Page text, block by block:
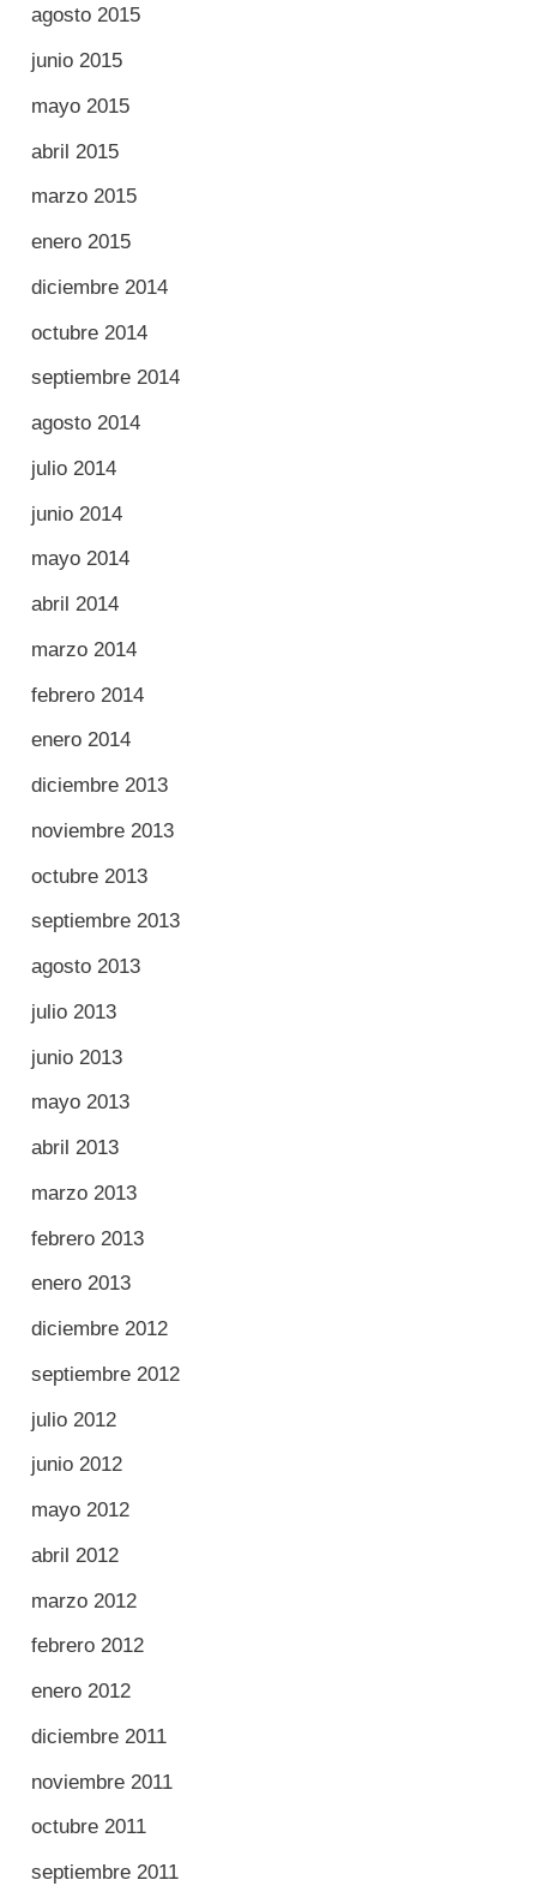
agosto 2015
junio 2015
mayo 2015
abril 2015
marzo 2015
enero 2015
diciembre 2014
octubre 2014
septiembre 2014
agosto 2014
julio 2014
junio 2014
mayo 2014
abril 2014
marzo 2014
febrero 2014
enero 2014
diciembre 2013
noviembre 2013
octubre 2013
septiembre 2013
agosto 2013
julio 2013
junio 2013
mayo 2013
abril 2013
marzo 2013
febrero 2013
enero 2013
diciembre 2012
septiembre 2012
julio 2012
junio 2012
mayo 2012
abril 2012
marzo 2012
febrero 2012
enero 2012
diciembre 2011
noviembre 2011
octubre 2011
septiembre 2011